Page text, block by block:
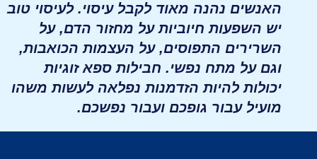
האנשים נהנה מאוד לקבל עיסוי. לעיסוי טוב
יש השפעות חיוביות על מחזור הדם, על
השרירים התפוסים, על העצמות הכואבות,
וגם על מתח נפשי. חבילות ספא זוגיות
יכולות להיות הזדמנות נפלאה לעשות משהו
מועיל עבור גופכם ועבור נפשכם.